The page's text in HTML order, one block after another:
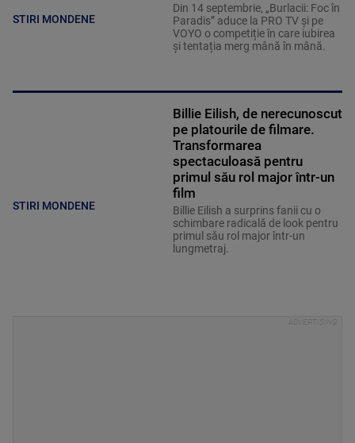
STIRI MONDENE
Din 14 septembrie, „Burlacii: Foc în
Paradis” aduce la PRO TV și pe
VOYO o competiție în care iubirea
și tentația merg mână în mână.
STIRI MONDENE
Billie Eilish, de nerecunoscut
pe platourile de filmare.
Transformarea
spectaculoasă pentru
primul său rol major într-un
film
Billie Eilish a surprins fanii cu o
schimbare radicală de look pentru
primul său rol major într-un
lungmetraj.